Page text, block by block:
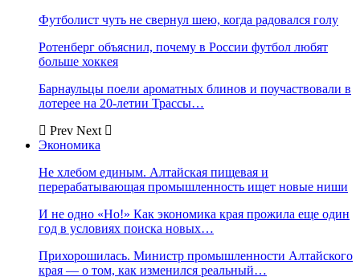
Футболист чуть не свернул шею, когда радовался голу
Ротенберг объяснил, почему в России футбол любят
больше хоккея
Барнаульцы поели ароматных блинов и поучаствовали в
лотерее на 20-летии Трассы…
Prev Next
Экономика
Не хлебом единым. Алтайская пищевая и
перерабатывающая промышленность ищет новые ниши
И не одно «Но!» Как экономика края прожила еще один
год в условиях поиска новых…
Прихорошилась. Министр промышленности Алтайского
края — о том, как изменился реальный…